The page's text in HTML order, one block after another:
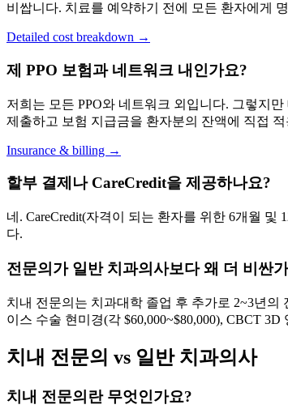
비쌉니다. 치료를 예약하기 전에 모든 환자에게
Detailed cost breakdown →
제 PPO 보험과 네트워크 내인가요?
저희는 모든 PPO와 네트워크 외입니다. 그렇지
제출하고 보험 지급금을 환자분의 잔액에 직접
Insurance & billing →
할부 결제나 CareCredit을 제공하나요?
네. CareCredit(자격이 되는 환자를 위한 6개월
다.
전문의가 일반 치과의사보다 왜 더 비싼
치내 전문의는 치과대학 졸업 후 추가로 2~3년
이스 수술 현미경(각 $60,000~$80,000), CBCT
치내 전문의 vs 일반 치과의사
치내 전문의란 무엇인가요?